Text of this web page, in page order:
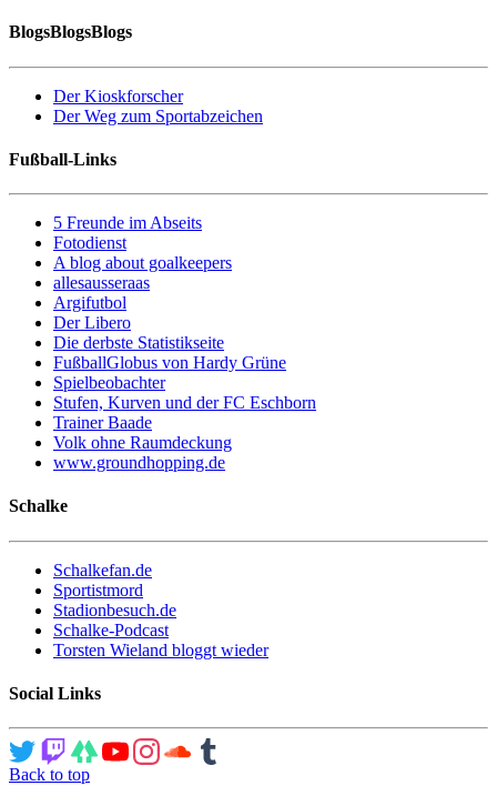
BlogsBlogsBlogs
Der Kioskforscher
Der Weg zum Sportabzeichen
Fußball-Links
5 Freunde im Abseits
Fotodienst
A blog about goalkeepers
allesausseraas
Argifutbol
Der Libero
Die derbste Statistikseite
FußballGlobus von Hardy Grüne
Spielbeobachter
Stufen, Kurven und der FC Eschborn
Trainer Baade
Volk ohne Raumdeckung
www.groundhopping.de
Schalke
Schalkefan.de
Sportistmord
Stadionbesuch.de
Schalke-Podcast
Torsten Wieland bloggt wieder
Social Links
Back to top